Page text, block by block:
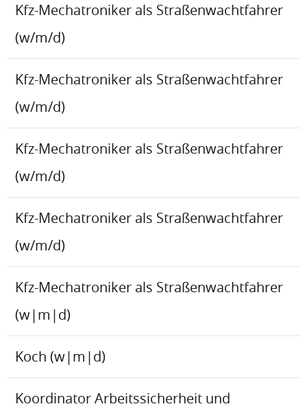
Kfz-Mechatroniker als Straßenwachtfahrer
(w/m/d)
Kfz-Mechatroniker als Straßenwachtfahrer
(w/m/d)
Kfz-Mechatroniker als Straßenwachtfahrer
(w/m/d)
Kfz-Mechatroniker als Straßenwachtfahrer
(w/m/d)
Kfz-Mechatroniker als Straßenwachtfahrer
(w|m|d)
Koch (w|m|d)
Koordinator Arbeitssicherheit und